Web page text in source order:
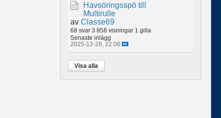
Havsöringsspö till
Multirulle
av Classe69
68 svar 3 858 visningar 1 gilla
Senaste inlägg
2025-12-28, 22:06
Visa alla